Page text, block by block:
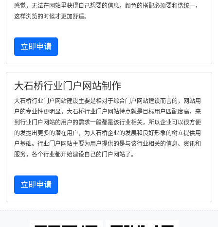
感觉，无法在网站里获得自己想要的信息，颜色的搭配必须要和谐统一，
这样浏览的时候才更加舒适。
立即申请
大石桥行业门户网站制作
大石桥行业门户网站建设主要是相对于综合门户网站建设而言的，网站用
户的专业性更明显，大石桥行业门户网站特点就是目标用户匹配度高，来
到行业门户网站的用户的需求一般都是该行业相关，所以企业可以很方便
的发掘出更多的潜在用户，为大石桥企业的发展和良好形象的树立提供用
户基础。行业门户网站主要为用户提供的是与该行业相关的信息、资讯和
服务，各个行业都开始建设自己的门户网站了。
立即申请